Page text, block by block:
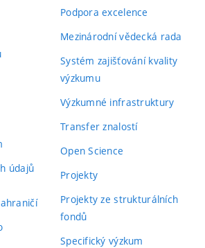
údajů
Podpora excelence
Mezinárodní vědecká rada
Systém zajišťování kvality
výzkumu
Výzkumné infrastruktury
Transfer znalostí
Open Science
Projekty
Projekty ze strukturálních
fondů
Specifický výzkum